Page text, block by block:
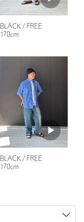
BLACK / FREE
170cm
BLACK / FREE
170cm